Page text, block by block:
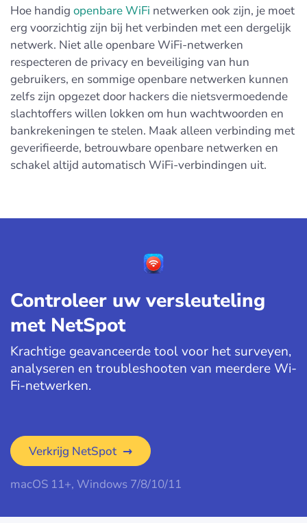
Hoe handig openbare WiFi netwerken ook zijn, je moet
erg voorzichtig zijn bij het verbinden met een dergelijk
netwerk. Niet alle openbare WiFi-netwerken
respecteren de privacy en beveiliging van hun
gebruikers, en sommige openbare netwerken kunnen
zelfs zijn opgezet door hackers die nietsvermoedende
slachtoffers willen lokken om hun wachtwoorden en
bankrekeningen te stelen. Maak alleen verbinding met
geverifieerde, betrouwbare openbare netwerken en
schakel altijd automatisch WiFi-verbindingen uit.
Controleer uw versleuteling
met NetSpot
Krachtige geavanceerde tool voor het surveyen,
analyseren en troubleshooten van meerdere Wi-
Fi-netwerken.
Verkrijg NetSpot
macOS 11+, Windows 7/8/10/11